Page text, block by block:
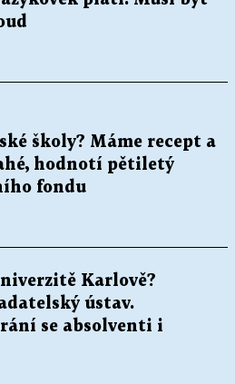
školy? Máme recept a
hodnotí pětiletý
fondu
Karlově?
ústav.
se absolventi i